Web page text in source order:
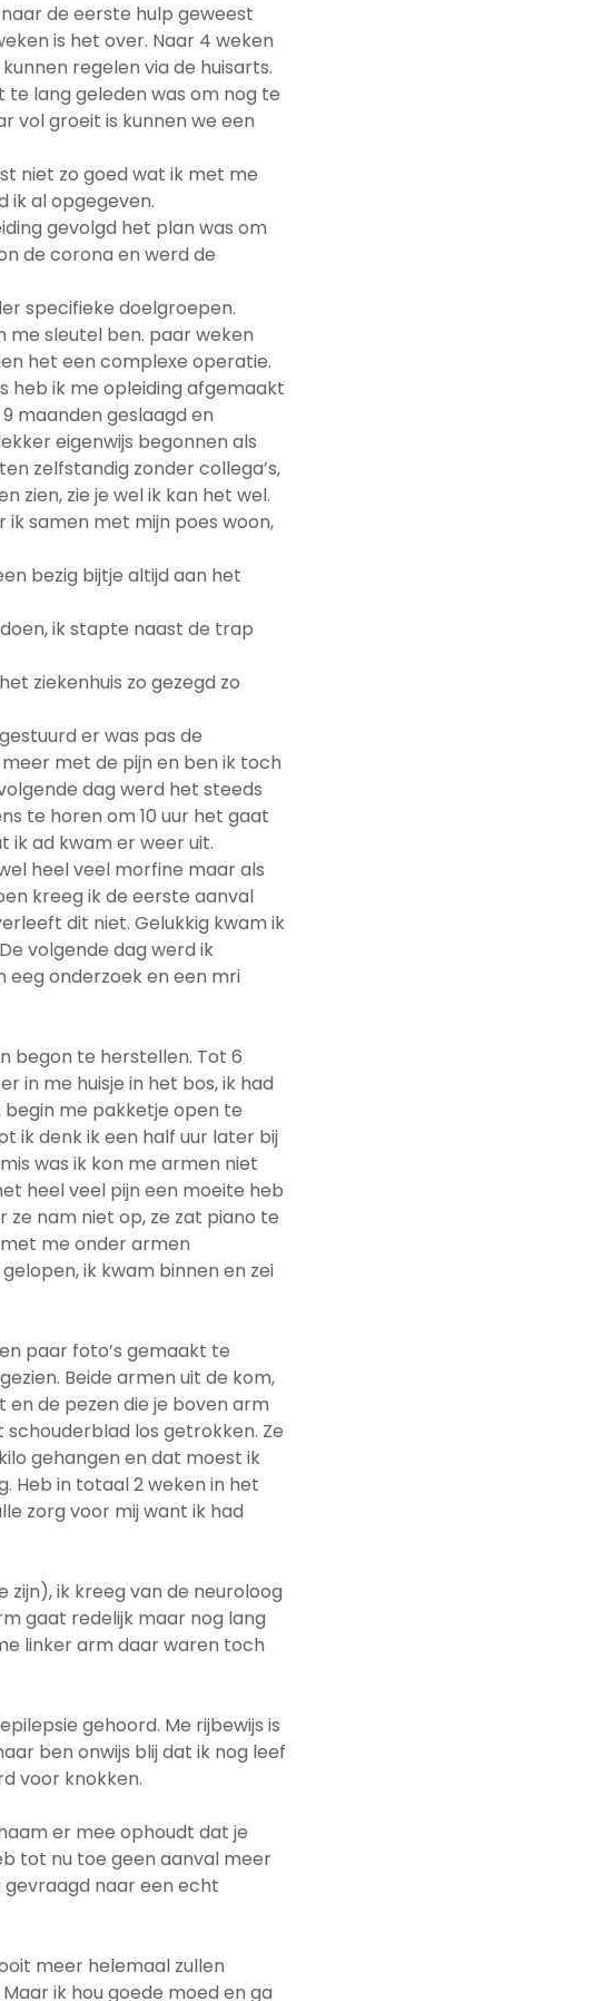
de eerste hulp geweest
is het over. Naar 4 weken
regelen via de huisarts.
te lang geleden was om nog te
vol groeit is kunnen we een
niet zo goed wat ik met me
ik al opgegeven.
gevolgd het plan was om
de corona en werd de
specifieke doelgroepen.
me sleutel ben. paar weken
het een complexe operatie.
heb ik me opleiding afgemaakt
maanden geslaagd en
eigenwijs begonnen als
zelfstandig zonder collega’s,
zie je wel ik kan het wel.
ik samen met mijn poes woon,
bezig bijtje altijd aan het
ik stapte naast de trap
ziekenhuis zo gezegd zo
er was pas de
met de pijn en ben ik toch
dag werd het steeds
te horen om 10 uur het gaat
ik ad kwam er weer uit.
heel veel morfine maar als
kreeg ik de eerste aanval
dit niet. Gelukkig kwam ik
volgende dag werd ik
eeg onderzoek en een mri
begon te herstellen. Tot 6
in me huisje in het bos, ik had
me pakketje open te
ik denk ik een half uur later bij
was ik kon me armen niet
heel veel pijn een moeite heb
nam niet op, ze zat piano te
me onder armen
ik kwam binnen en zei
paar foto’s gemaakt te
Beide armen uit de kom,
de pezen die je boven arm
los getrokken. Ze
gehangen en dat moest ik
Heb in totaal 2 weken in het
zorg voor mij want ik had
zijn), ik kreeg van de neuroloog
gaat redelijk maar nog lang
linker arm daar waren toch
gehoord. Me rijbewijs is
ben onwijs blij dat ik nog leef
voor knokken.
er mee ophoudt dat je
tot nu toe geen aanval meer
naar een echt
meer helemaal zullen
ik hou goede moed en ga